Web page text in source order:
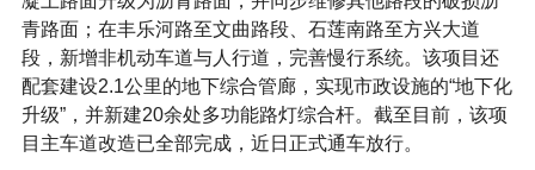
青路面；在丰乐河路至文曲路段、石莲南路至方兴大道
段，新增非机动车道与人行道，完善慢行系统。该项目还
配套建设2.1公里的地下综合管廊，实现市政设施的“地下化
升级”，并新建20余处多功能路灯综合杆。截至目前，该项
目主车道改造已全部完成，近日正式通车放行。